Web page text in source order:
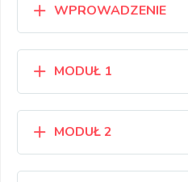
WPROWADZENIE
MODUŁ 1
MODUŁ 2